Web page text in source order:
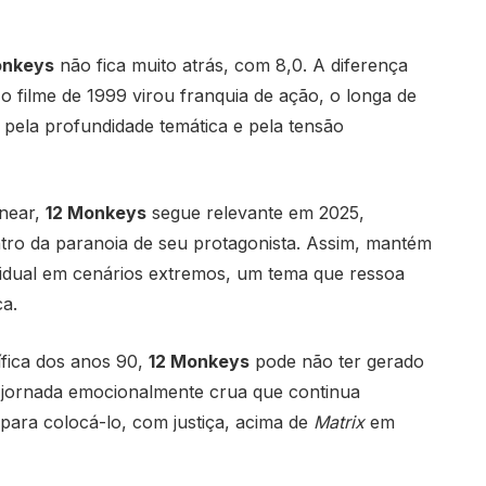
não fica muito atrás, com 8,0. A diferença
filme de 1999 virou franquia de ação, o longa de
profundidade temática e pela tensão
12 Monkeyssegue relevante em 2025,
da paranoia de seu protagonista. Assim, mantém
em cenários extremos, um tema que ressoa
dos anos 90, 12 Monkeyspode não ter gerado
emocionalmente crua que continua
colocá-lo, com justiça, acima de Matrixem